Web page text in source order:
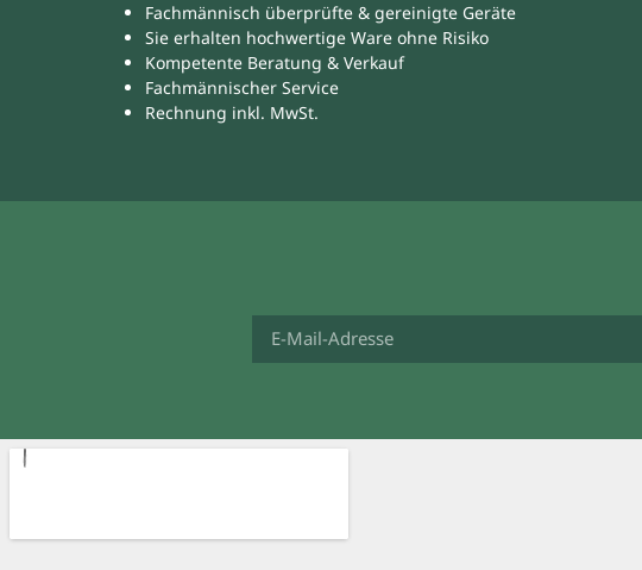
Fachmännisch überprüfte & gereinigte Geräte
Sie erhalten hochwertige Ware ohne Risiko
Kompetente Beratung & Verkauf
Fachmännischer Service
Rechnung inkl. MwSt.